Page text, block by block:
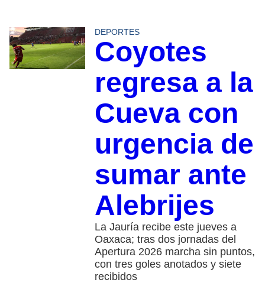
DEPORTES
Coyotes
regresa a la
Cueva con
urgencia de
sumar ante
Alebrijes
La Jauría recibe este jueves a
Oaxaca; tras dos jornadas del
Apertura 2026 marcha sin puntos,
con tres goles anotados y siete
recibidos